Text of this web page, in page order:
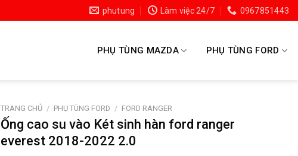
phutung Làm việc 24/7 0967851443
PHỤ TÙNG MAZDA PHỤ TÙNG FORD
TRANG CHỦ / PHỤ TÙNG FORD / FORD RANGER
Ống cao su vào Két sinh hàn ford ranger
everest 2018-2022 2.0